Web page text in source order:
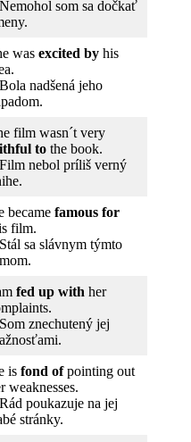
som sa dočkať
was excited by his
nadšená jeho
film wasn´t very
to the book.
nebol príliš verný
became famous for
film.
sa slávnym týmto
fed up with her
znechutený jej
is fond ofpointing out
weaknesses.
poukazuje na jej
stránky.